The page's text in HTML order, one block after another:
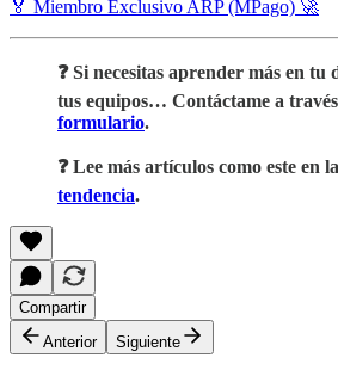
🏅 Miembro Exclusivo ARP (MPago) 🚀
❓ Si necesitas aprender más en tu
tus equipos… Contáctame a
formulario.
❓ Lee más artículos como este en la
tendencia.
Compartir
Anterior
Siguiente